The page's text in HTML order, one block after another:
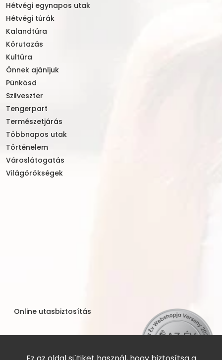
Hétvégi egynapos utak
Hétvégi túrák
Kalandtúra
Körutazás
Kultúra
Önnek ajánljuk
Pünkösd
Szilveszter
Tengerpart
Természetjárás
Többnapos utak
Történelem
Városlátogatás
Világörökségek